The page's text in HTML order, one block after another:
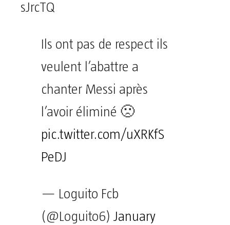
sJrcTQ
Ils ont pas de respect ils
veulent l’abattre a
chanter Messi après
l’avoir éliminé 🙁
pic.twitter.com/uXRKfS
PeDJ
— Loguito Fcb
(@Loguito6) January